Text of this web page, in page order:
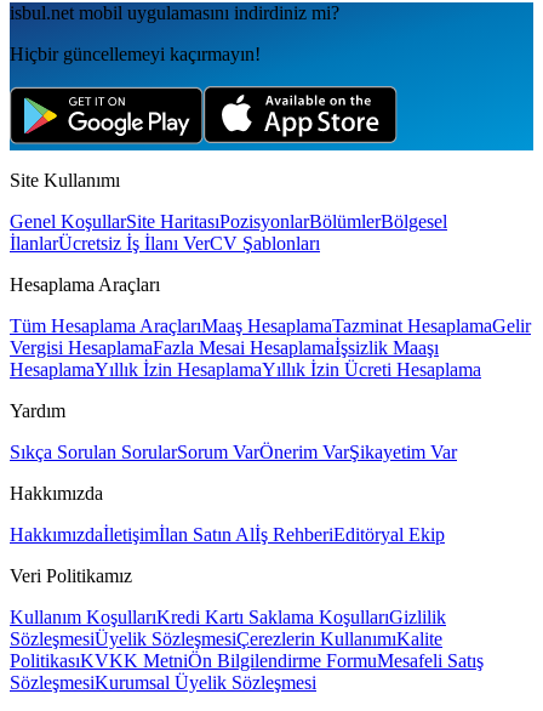
isbul.net mobil uygulamаsını indirdiniz mi?
Hiçbir güncellemeyi kaçırmayın!
Site Kullanımı
Genel KoşullarSite HaritasıPozisyonlarBölümlerBölgesel
İlanlarÜcretsiz İş İlanı VerCV Şablonları
Hesaplama Araçları
Tüm Hesaplama AraçlarıMaaş HesaplamaTazminat HesaplamaGelir
Vergisi HesaplamaFazla Mesai Hesaplamaİşsizlik Maaşı
HesaplamaYıllık İzin HesaplamaYıllık İzin Ücreti Hesaplama
Yardım
Sıkça Sorulan SorularSorum VarÖnerim VarŞikayetim Var
Hakkımızda
Hakkımızdaİletişimİlan Satın Alİş RehberiEditöryal Ekip
Veri Politikamız
Kullanım KoşullarıKredi Kartı Saklama KoşullarıGizlilik
SözleşmesiÜyelik SözleşmesiÇerezlerin KullanımıKalite
PolitikasıKVKK MetniÖn Bilgilendirme FormuMesafeli Satış
SözleşmesiKurumsal Üyelik Sözleşmesi